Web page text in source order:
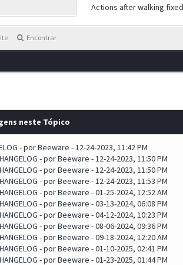
Actions after walking fixed
Encontrar
neste Tópico
- porBeeware - 12-24-2023, 11:42 PM
- porBeeware - 12-24-2023, 11:50 PM
- porBeeware - 12-24-2023, 11:50 PM
- porBeeware - 12-24-2023, 11:53 PM
- porBeeware - 01-25-2024, 12:52 AM
- porBeeware - 03-13-2024, 06:08 PM
- porBeeware - 04-12-2024, 10:23 PM
- porBeeware - 08-06-2024, 09:36 PM
- porBeeware - 09-18-2024, 12:20 AM
- porBeeware - 01-10-2025, 02:41 PM
- porBeeware - 01-23-2025, 01:44 PM